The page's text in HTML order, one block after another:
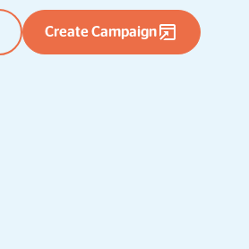
Create Campaign